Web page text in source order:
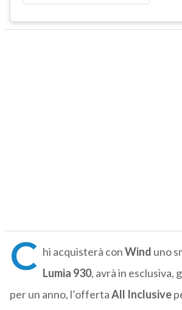
C hi acquisterà conWind uno
Lumia 930, avrà in esclusiva,
per un anno, l’offertaAll Inclusive